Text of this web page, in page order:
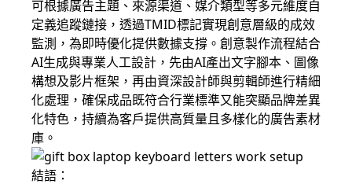
可根據廣告主題、來源渠道、媒介類型等多元維度自
定義追蹤鏈接，透過TMID標記實現創意層級的成效
監測，為即時優化提供數據支撐。創意製作流程結合
AI生成與專業人工設計，先由AI產出文字腳本、圖像
構想及影片框架，再由資深設計師與剪輯師進行精細
化處理，確保成品既符合行業標準又能突顯品牌差異
化特色，持續為客戶提供高質量且多樣化的廣告素材
庫。
結語：